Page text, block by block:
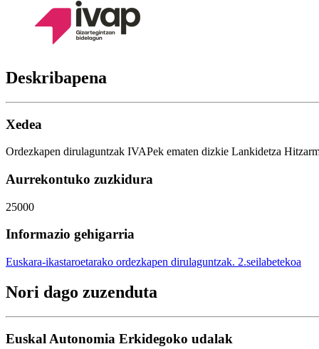
Deskribapena
Xedea
Ordezkapen dirulaguntzak IVAPek ematen dizkie Lankidetza
Aurrekontuko zuzkidura
25000
Informazio gehigarria
Euskara-ikastaroetarako ordezkapen dirulaguntzak. 2.seilabetekoa
Nori dago zuzenduta
Euskal Autonomia Erkidegoko udalak